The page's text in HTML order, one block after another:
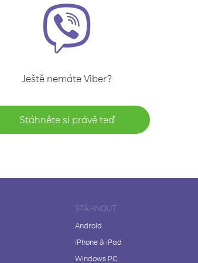
Ještě nemáte Viber?
Stáhněte si právě teď
STÁHNOUT
Android
iPhone & iPad
Windows PC